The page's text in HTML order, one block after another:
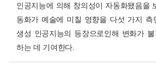
인공지능에 의해 창의성이 자동화됐음을
동화가 예술에 미칠 영향을 다섯 가지 측
생성 인공지능의 등장으로인해 변화가
하는 데 기여한다.